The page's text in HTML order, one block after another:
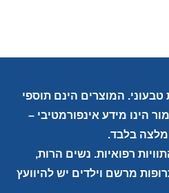
המוצרים הינם תוספי
הינו מידע אינפורמטיבי –
בלבד.
רפואיות. נשים הרות,
מרשם וילדים יש להיוועץ